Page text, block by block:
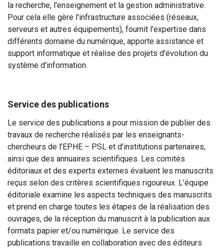
la recherche, l'enseignement et la gestion administrative.
Pour cela elle gère l'infrastructure associées (réseaux,
serveurs et autres équipements), fournit l'expertise dans
différents domaine du numérique, apporte assistance et
support informatique et réalise des projets d'évolution du
système d'information.
Service des publications
Le service des publications a pour mission de publier des
travaux de recherche réalisés par les enseignants-
chercheurs de l’EPHE – PSL et d’institutions partenaires,
ainsi que des annuaires scientifiques. Les comités
éditoriaux et des experts externes évaluent les manuscrits
reçus selon des critères scientifiques rigoureux. L’équipe
éditoriale examine les aspects techniques des manuscrits
et prend en charge toutes les étapes de la réalisation des
ouvrages, de la réception du manuscrit à la publication aux
formats papier et/ou numérique. Le service des
publications travaille en collaboration avec des éditeurs